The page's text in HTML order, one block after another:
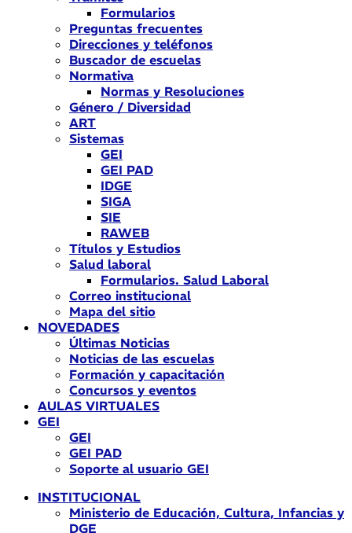
Formularios
Preguntas frecuentes
Direcciones y teléfonos
Buscador de escuelas
Normativa
Normas y Resoluciones
Género / Diversidad
ART
Sistemas
GEI
GEI PAD
IDGE
SIGA
SIE
RAWEB
Títulos y Estudios
Salud laboral
Formularios. Salud Laboral
Correo institucional
Mapa del sitio
NOVEDADES
Últimas Noticias
Noticias de las escuelas
Formación y capacitación
Concursos y eventos
AULAS VIRTUALES
GEI
GEI
GEI PAD
Soporte al usuario GEI
INSTITUCIONAL
Ministerio de Educación, Cultura, Infancias y
DGE